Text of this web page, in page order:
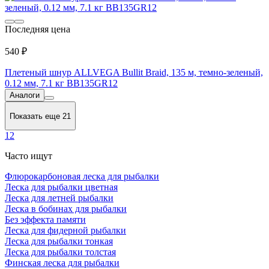
Последняя цена
540 ₽
Плетеный шнур ALLVEGA Bullit Braid, 135 м, темно-зеленый,
0.12 мм, 7.1 кг BB135GR12
Аналоги
Показать еще 21
1 2
Часто ищут
Флюрокарбоновая леска для рыбалки
Леска для рыбалки цветная
Леска для летней рыбалки
Леска в бобинах для рыбалки
Без эффекта памяти
Леска для фидерной рыбалки
Леска для рыбалки тонкая
Леска для рыбалки толстая
Финская леска для рыбалки